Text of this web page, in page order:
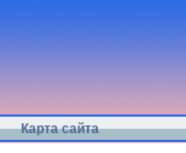
Карта сайта